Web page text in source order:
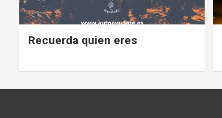
Recuerda quien eres